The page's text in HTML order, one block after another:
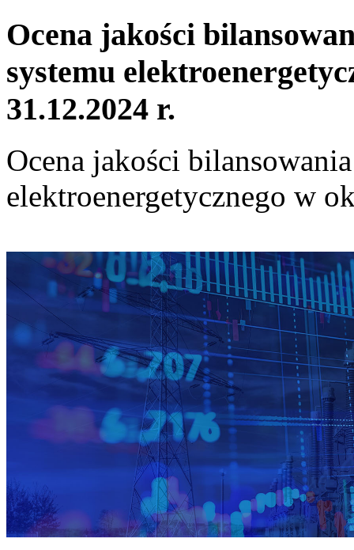
Ocena jakości
systemu
31.12.2024 r.
Ocena jakości
elektroenergetycznego w